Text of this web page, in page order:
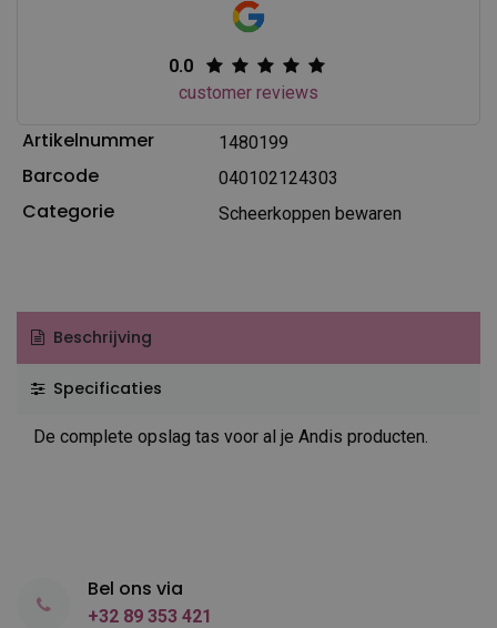
0.0
customer reviews
Artikelnummer 1480199
Barcode 040102124303
Categorie Scheerkoppen bewaren
Beschrijving
Specificaties
De complete opslag tas voor al je Andis producten.
Bel ons via
+32 89 353 421